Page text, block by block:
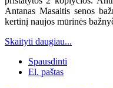
Antanas Masaitis senos
kertinį naujos mūrinės
Skaityti daugiau...
Spausdinti
El. paštas